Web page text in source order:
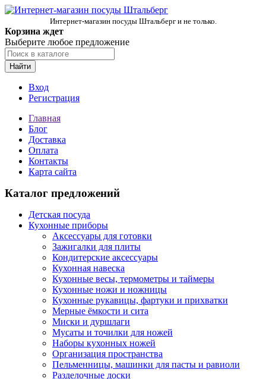
Интернет-магазин посуды Штальберг и не только.
Корзина ждет
Выберите любое предложение
Найти
Вход
Регистрация
Главная
Блог
Доставка
Оплата
Контакты
Карта сайта
Каталог предложений
Детская посуда
Кухонные приборы
Аксессуары для готовки
Зажигалки для плиты
Кондитерские аксессуары
Кухонная навеска
Кухонные весы, термометры и таймеры
Кухонные ножи и ножницы
Кухонные рукавицы, фартуки и прихватки
Мерные ёмкости и сита
Миски и дуршлаги
Мусаты и точилки для ножей
Наборы кухонных ножей
Организация пространства
Пельменницы, машинки для пасты и равиоли
Разделочные доски